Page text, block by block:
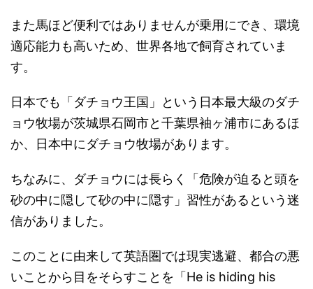
また馬ほど便利ではありませんが乗用にでき、環境
適応能力も高いため、世界各地で飼育されていま
す。
日本でも「ダチョウ王国」という日本最大級のダチ
ョウ牧場が茨城県石岡市と千葉県袖ヶ浦市にあるほ
か、日本中にダチョウ牧場があります。
ちなみに、ダチョウには長らく「危険が迫ると頭を
砂の中に隠して砂の中に隠す」習性があるという迷
信がありました。
このことに由来して英語圏では現実逃避、都合の悪
いことから目をそらすことを「He is hiding his